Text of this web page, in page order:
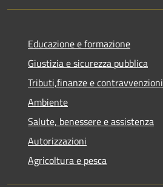
Educazione e formazione
Giustizia e sicurezza pubblica
Tributi,finanze e contravvenzioni
Ambiente
Salute, benessere e assistenza
Autorizzazioni
Agricoltura e pesca